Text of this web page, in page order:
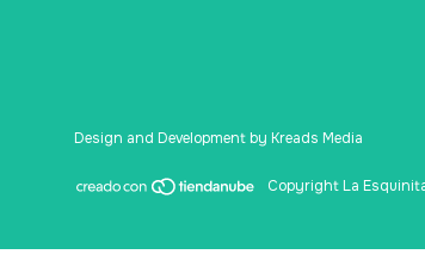
Design and Development by Kreads Media
Copyright La